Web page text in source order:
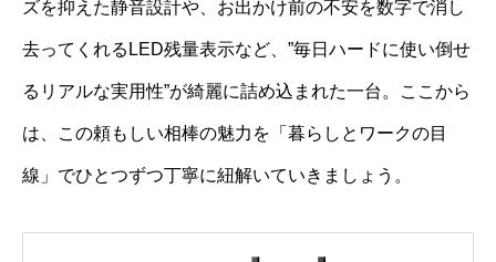
ズを抑えた静音設計や、お出かけ前の不安を数字で消し
去ってくれるLED残量表示など、”毎日ハードに使い倒せ
るリアルな実用性”が綺麗に詰め込まれた一台。ここから
は、この頼もしい相棒の魅力を「暮らしとワークの目
線」でひとつずつ丁寧に紐解いていきましょう。